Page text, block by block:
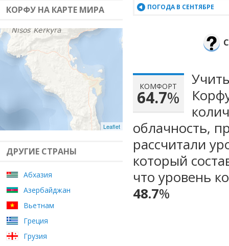
КОРФУ НА КАРТЕ МИРА
Leaflet
ДРУГИЕ СТРАНЫ
Абхазия
Азербайджан
Вьетнам
Греция
Грузия
ПОГОДА В СЕНТЯБРЕ
КОМФОРТ
64.7%
облачность,
рассчитали
который
что уровень
48.7%